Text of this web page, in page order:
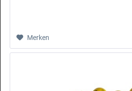
Merken